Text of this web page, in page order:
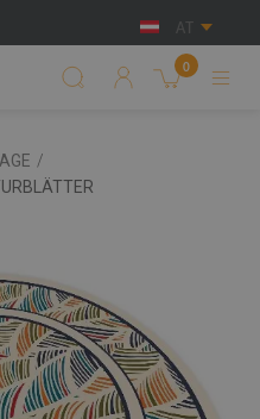
AT
0
/